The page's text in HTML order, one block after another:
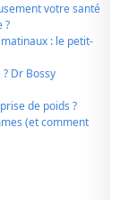
votre santé
?
: le petit-
Dr Bossy
de poids ?
(et comment